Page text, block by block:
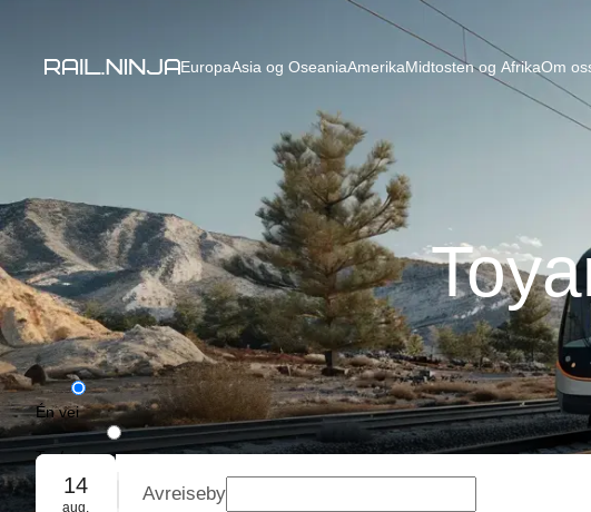
EuropaAsia og OseaniaAmerikaMidtosten og AfrikaOm
Én vei
Tur/retur
Gruppebooking
14
aug.
Avreiseby